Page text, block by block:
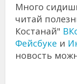
Много
читай
Костанай"
Фейсбуке и
новость